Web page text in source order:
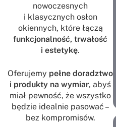
nowoczesnych
i klasycznych osłon
okiennych, które łączą
funkcjonalność, trwałość
i estetykę.
Oferujemy pełne doradztwo
i produkty na wymiar, abyś
miał pewność, że wszystko
będzie idealnie pasować –
bez kompromisów.